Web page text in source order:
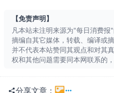
【免责声明】
凡本站未注明来源为"每日消费
摘编自其它媒体，转载、编译或
并不代表本站赞同其观点和对其
权和其他问题需要同本网联系的
分享文章：